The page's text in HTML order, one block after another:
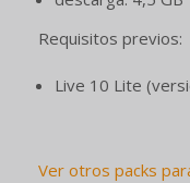
Requisitos previos:
Live 10 Lite
Ver otros packs